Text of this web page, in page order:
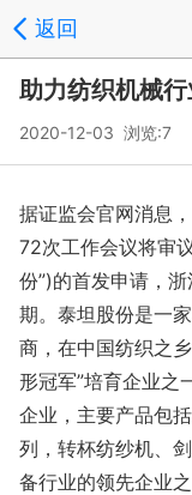
返回
助力纺织机械
2020-12-03 浏览:7
据证监会官网消息
72次工作会议将审
份”)的首发申请，
期。泰坦股份是一
商，在中国纺织之
形冠军”培育企业之
企业，主要产品包
列，转杯纺纱机、
备行业的领先企业之